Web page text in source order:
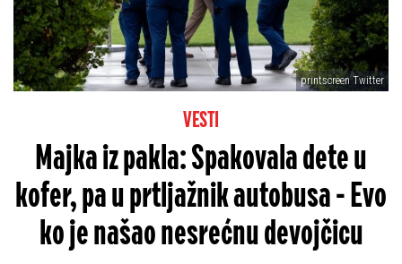
printscreen Twitter
VESTI
Majka iz pakla: Spakovala dete u
kofer, pa u prtljažnik autobusa - Evo
ko je našao nesrećnu devojčicu